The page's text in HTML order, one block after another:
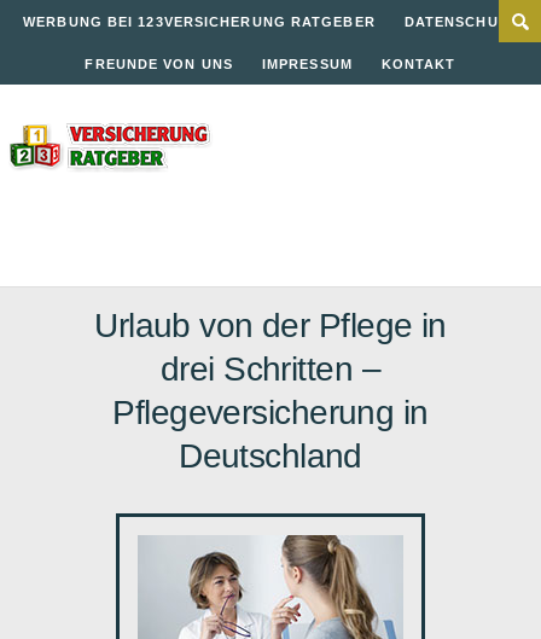
WERBUNG BEI 123VERSICHERUNG RATGEBER DATENSCHUTZ
FREUNDE VON UNS IMPRESSUM KONTAKT
Urlaub von der Pflege in
drei Schritten –
Pflegeversicherung in
Deutschland